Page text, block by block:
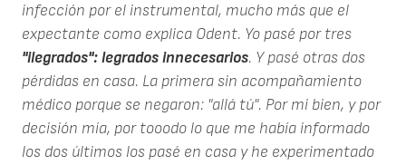
infección por el instrumental, mucho más que el
expectante como explica Odent. Yo pasé por tres
"ilegrados": legrados innecesarios. Y pasé otras dos
pérdidas en casa. La primera sin acompañamiento
médico porque se negaron: "allá tú". Por mi bien, y por
decisión mía, por tooodo lo que me había informado
los dos últimos los pasé en casa y he experimentado